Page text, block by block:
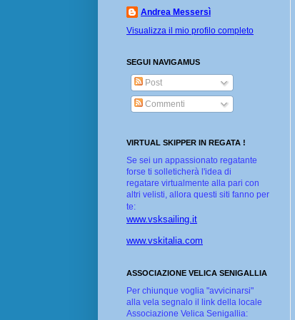
Andrea Messersì
Visualizza il mio profilo completo
SEGUI NAVIGAMUS
Post
Commenti
VIRTUAL SKIPPER IN REGATA !
Se sei un appassionato regatante
forse ti solleticherà l'idea di
regatare virtualmente alla pari con
altri velisti, allora questi siti fanno per
te:
www.vsksailing.it
www.vskitalia.com
ASSOCIAZIONE VELICA SENIGALLIA
Per chiunque voglia "avvicinarsi"
alla vela segnalo il link della locale
Associazione Velica Senigallia: